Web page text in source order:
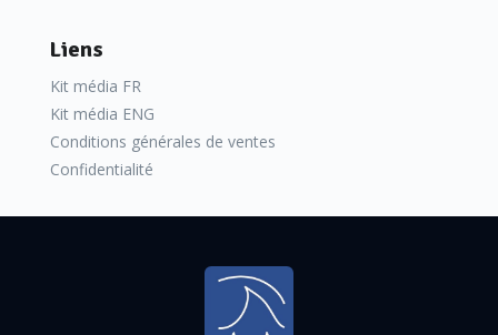
Liens
Kit média FR
Kit média ENG
Conditions générales de ventes
Confidentialité